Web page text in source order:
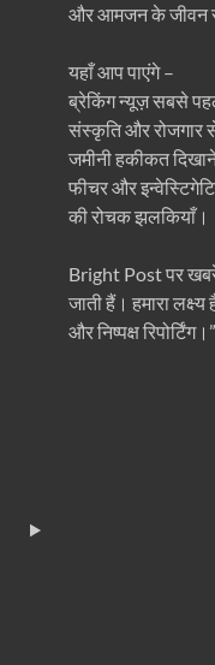
और आमजन के जीवन
यहाँ आप पाएंगे –
ब्रेकिंग न्यूज़ सबसे
संस्कृति और रोजगार से
जमीनी हकीकत
फीचर और
की रोचक झलकियाँ।
Bright Post पर खबरें
जाती हैं। हमारा
और निष्पक्ष रिपोर्टिंग।”